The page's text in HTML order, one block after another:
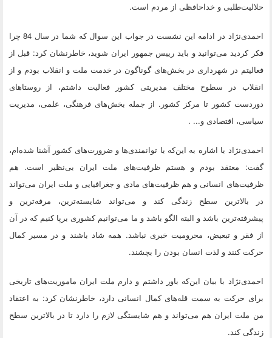
حلالیت‌طلبی و خداحافظی از مردم است.
احمدی‌نژاد در ادامه این نشست در جواب این سوال که شما در سال 84 چرا
فکر کردید می‌توانید و باید رییس جمهور ایران شوید، خاطرنشان کرد: قبل از
فعالیتم در شهرداری در بخش‌های گوناگون در خدمت ملت و انقلاب بودم و از
انقلاب در سطوح مختلف مدیریتی کشور فعالیت داشتم، از روستاهای
دوردست کشور تا مرکز کشور. از جمله بخش‌های فرهنگی، علمی، مدیریت
سیاسی، اقتصادی و... .
احمدی‌نژاد با اشاره به این‌که با توانمندی‌ها و ضرورت‌های کشور آشنا شده‌ام،
گفت: معتقد بودم و هستم ظرفیت‌های ملت ایران بی‌نظیر است. هم
ظرفیت‌های انسانی و هم ظرفیت‌های مادی و جغرافیایی و ملت ایران می‌تواند
در بالاترین سطح زندگی کند و می‌تواند شایسته‌ترین، مرفه‌ترین و
پیشرفته‌ترین باشد و البته الگو باشد و ما می‌توانیم کشوری برپا کنیم که در آن
از فقر و تبعیض، محرومیت خبری نباشد. همه شاد باشند و در مسیر کمال
حرکت کنند و لذت انسان بودن را بچشند.
احمدی‌نژاد با بیان این‌که باور داشتم و دارم ملت ایران ماموریت‌های تاریخی
برای حرکت به سمت قله‌های کمال انسانی دارد، خاطرنشان کرد: به اعتقاد
من ملت ایران هم می‌تواند و هم شایستگی لازم را دارد تا در بالاترین سطح
زندگی کند.